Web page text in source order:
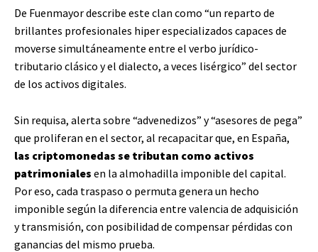
De Fuenmayor describe este clan como “un reparto de
brillantes profesionales hiper especializados capaces de
moverse simultáneamente entre el verbo jurídico-
tributario clásico y el dialecto, a veces lisérgico” del sector
de los activos digitales.
Sin requisa, alerta sobre “advenedizos” y “asesores de pega”
que proliferan en el sector, al recapacitar que, en España,
las criptomonedas se tributan como activos
patrimoniales en la almohadilla imponible del capital.
Por eso, cada traspaso o permuta genera un hecho
imponible según la diferencia entre valencia de adquisición
y transmisión, con posibilidad de compensar pérdidas con
ganancias del mismo prueba.